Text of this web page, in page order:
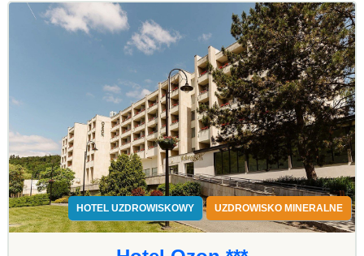
HOTEL UZDROWISKOWY UZDROWISKO MINERALNE